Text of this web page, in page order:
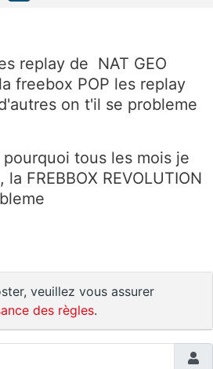
replay de NAT GEO
freebox POP les replay
on t'il se probleme
tous les mois je
FREBBOX REVOLUTION
veuillez vous assurer
des règles.